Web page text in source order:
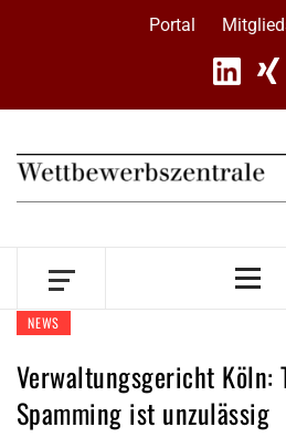
Portal
NEWS
Verwaltungsgericht Köln:
Spamming ist unzulässig